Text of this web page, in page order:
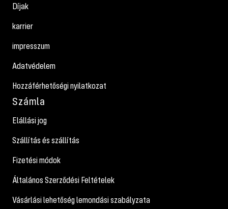
Díjak
karrier
impresszum
Adatvédelem
Hozzáférhetőségi nyilatkozat
Számla
Elállási jog
Szállítás és szállítás
Fizetési módok
Általános Szerződési Feltételek
Vásárlási lehetőség lemondási szabályzata